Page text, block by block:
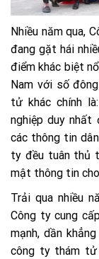
Nhiều năm qua,
đang gặt hái
điểm khác biệt
Nam với số
tử khác chính
nghiệp duy nhất
các thông tin
ty đều tuân thủ
mật thông tin
Trải qua nhiều
Công ty cung
mạnh, dần
công ty thám